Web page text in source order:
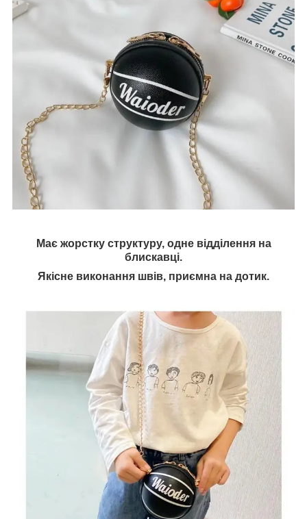
Має жорстку структуру, одне відділення на
блискавці.
Якісне виконання швів, приємна на дотик.